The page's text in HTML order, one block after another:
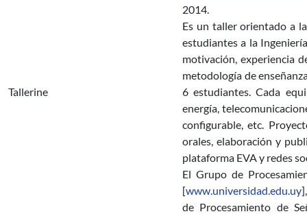
2014.
Tallerine
Es un taller orientado a
estudiantes a la
motivación, experiencia
metodología de
6 estudiantes. Cada
energía,
configurable, etc.
orales, elaboración y
plataforma EVA y redes
El Grupo de
[www.universidad.edu.uy
de Procesamiento de